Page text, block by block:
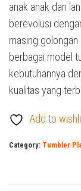
anak anak dan
berevolusi
masing
berbagai model
kebutuhannya
kualitas yang
Add to
Category: Tumbler